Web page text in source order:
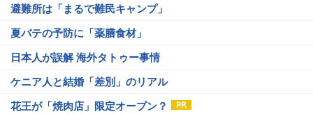
避難所は「まるで難民キャンプ」
夏バテの予防に「薬膳食材」
日本人が誤解 海外タトゥー事情
ケニア人と結婚「差別」のリアル
花王が「焼肉店」限定オープン？